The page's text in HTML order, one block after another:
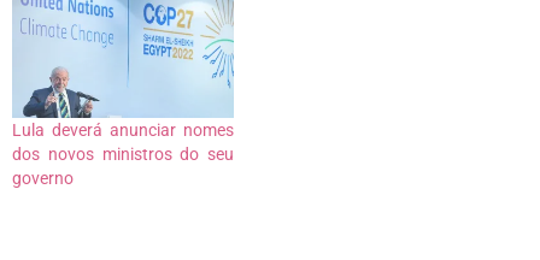
Lula deverá anunciar nomes
dos novos ministros do seu
governo